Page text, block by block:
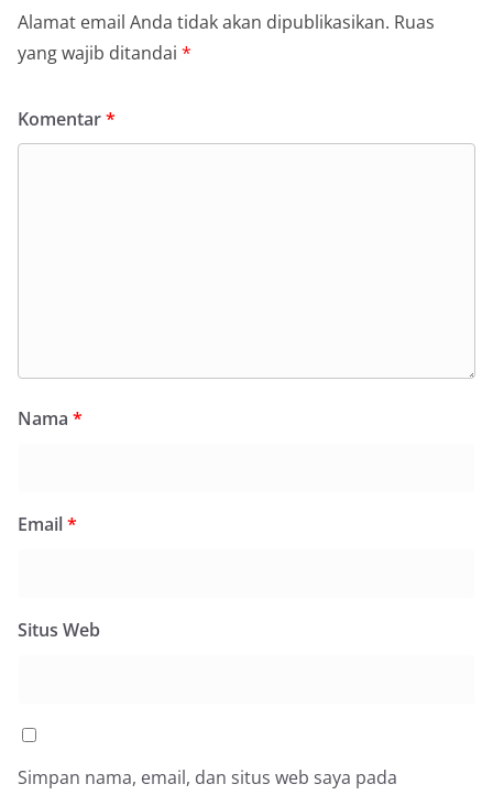
Alamat email Anda tidak akan dipublikasikan. Ruas
yang wajib ditandai *
Komentar*
Nama *
Email*
Situs Web
Simpan nama, email, dan situs web saya pada